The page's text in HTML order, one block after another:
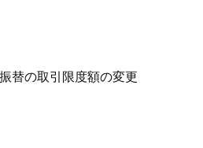
替の取引限度額の変更